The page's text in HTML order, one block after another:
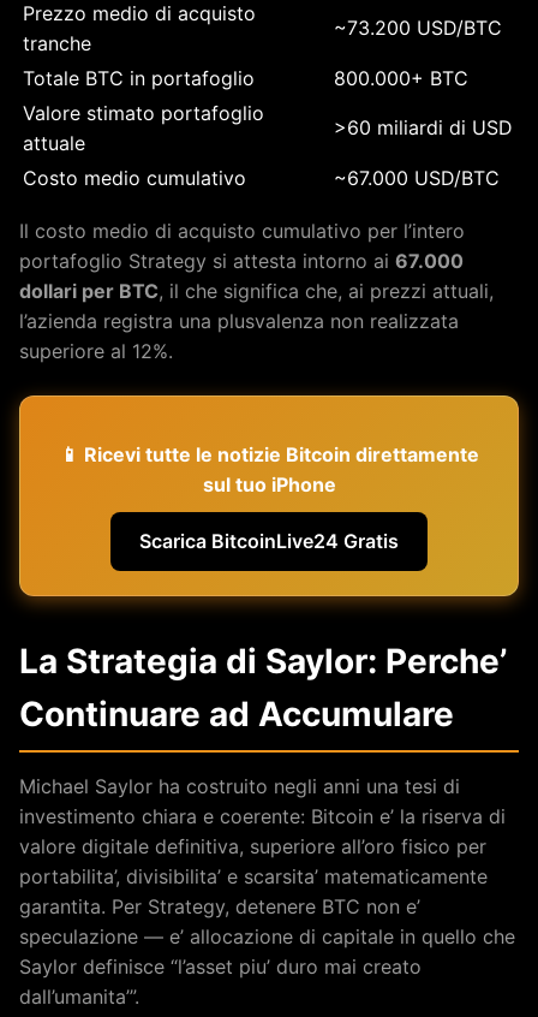
Prezzo medio di acquisto
tranche
~73.200 USD/BTC
Totale BTC in portafoglio
800.000+ BTC
Valore stimato portafoglio
attuale
>60 miliardi di USD
Costo medio cumulativo ~67.000 USD/BTC
Il costo medio di acquisto cumulativo per l’intero
portafoglio Strategy si attesta intorno ai 67.000
dollari per BTC, il che significa che, ai prezzi attuali,
l’azienda registra una plusvalenza non realizzata
superiore al 12%.
📱 Ricevi tutte le notizie Bitcoin direttamente
sul tuo iPhone
Scarica BitcoinLive24 Gratis
La Strategia di Saylor: Perche’
Continuare ad Accumulare
Michael Saylor ha costruito negli anni una tesi di
investimento chiara e coerente: Bitcoin e’ la riserva di
valore digitale definitiva, superiore all’oro fisico per
portabilita’, divisibilita’ e scarsita’ matematicamente
garantita. Per Strategy, detenere BTC non e’
speculazione — e’ allocazione di capitale in quello che
Saylor definisce “l’asset piu’ duro mai creato
dall’umanita’”.